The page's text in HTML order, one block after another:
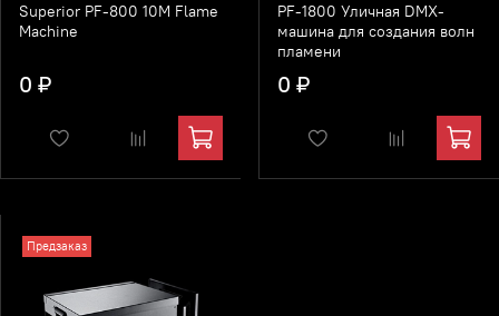
Superior PF-800 10M Flame
Machine
0 ₽
PF-1800 Уличная DMX-
машина для создания волн
пламени
0 ₽
Предзаказ